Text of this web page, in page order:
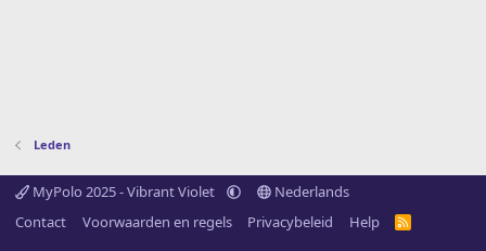
Leden
MyPolo 2025 - Vibrant Violet
Nederlands
Contact
Voorwaarden en regels Privacybeleid Help
R